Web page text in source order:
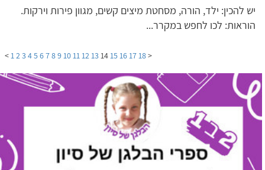
יש להכין: ילד, הורה, מסחטת מיצים קשים, מגוון פירות וירקות.
הוראות: לכו לחפש במקרר...
<
123456789101112131415161718
>